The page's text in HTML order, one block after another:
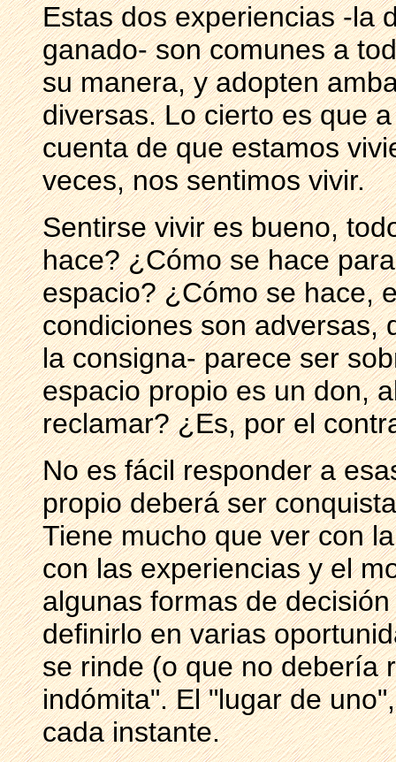
Estas dos experiencias -la
ganado- son comunes a
su manera, y adopten
diversas. Lo cierto es que
cuenta de que estamos
veces, nos sentimos vivir.
Sentirse vivir es bueno,
hace? ¿Cómo se hace
espacio? ¿Cómo se hace,
condiciones son adversas,
la consigna- parece ser
espacio propio es un don,
reclamar? ¿Es, por el
No es fácil responder a
propio deberá ser
Tiene mucho que ver con
con las experiencias y el
algunas formas de
definirlo en varias
se rinde (o que no debería
indómita". El "lugar de
cada instante.